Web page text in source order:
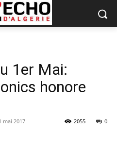
1er Mai:
honore
mai 2017 0
2055